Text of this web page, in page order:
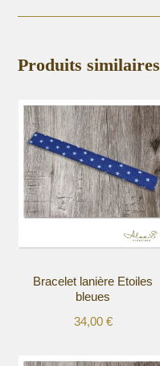
Produits similaires
Bracelet lanière Etoiles
bleues
34,00 €